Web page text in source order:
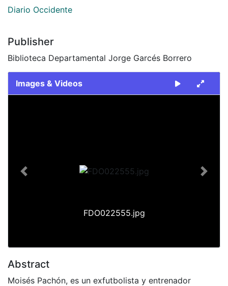
Diario Occidente
Publisher
Biblioteca Departamental Jorge Garcés Borrero
Images & Videos
FDO022555.jpg
Previous Next
Abstract
Moisés Pachón, es un exfutbolista y entrenador